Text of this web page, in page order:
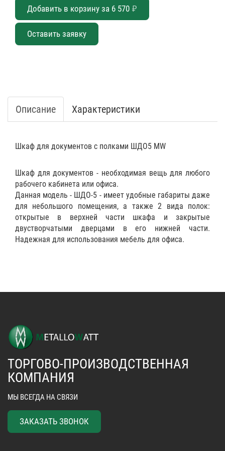
Добавить в корзину за 6 570 ₽
Оставить заявку
Описание Характеристики
Шкаф для документов с полками ШДО5 MW
Шкаф для документов - необходимая вещь для любого
рабочего кабинета или офиса.
Данная модель - ШДО-5 - имеет удобные габариты даже
для небольшого помещения, а также 2 вида полок:
открытые в верхней части шкафа и закрытые
двустворчатыми дверцами в его нижней части.
Надежная для использования мебель для офиса.
ТОРГОВО-ПРОИЗВОДСТВЕННАЯ
КОМПАНИЯ
МЫ ВСЕГДА НА СВЯЗИ
ЗАКАЗАТЬ ЗВОНОК